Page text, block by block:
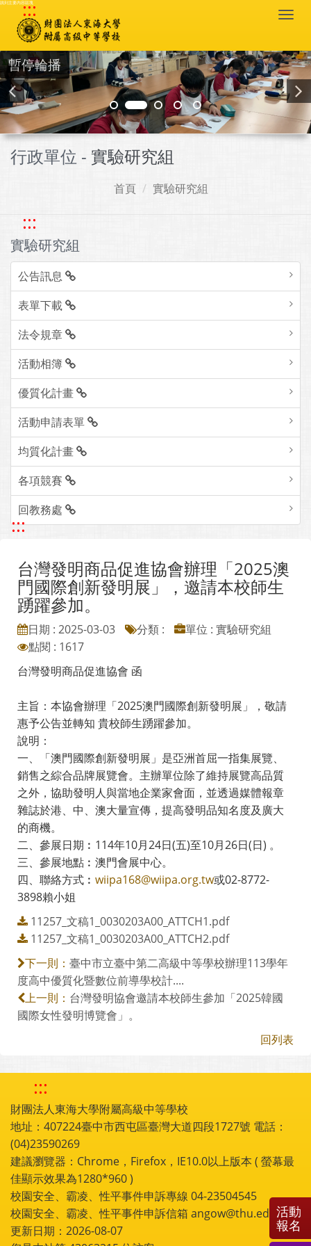
跳到主要內容區塊
:::
暫停輪播
行政單位 - 實驗研究組
首頁 實驗研究組
:::
實驗研究組
公告訊息
表單下載
法令規章
活動相簿
優質化計畫
活動申請表單
均質化計畫
各項競賽
回教務處
:::
台灣發明商品促進協會辦理「2025澳
門國際創新發明展」，邀請本校師生
踴躍參加。
日期 : 2025-03-03 分類 :
單位 : 實驗研究組
點閱 : 1617
台灣發明商品促進協會 函
主旨：本協會辦理「2025澳門國際創新發明展」，敬請
惠予公告並轉知 貴校師生踴躍參加。
說明：
一、「澳門國際創新發明展」是亞洲首屈一指集展覽、
銷售之綜合品牌展覽會。主辦單位除了維持展覽高品質
之外，協助發明人與當地企業家會面，並透過媒體報章
雜誌於港、中、澳大量宣傳，提高發明品知名度及廣大
的商機。
二、參展日期︰114年10月24日(五)至10月26日(日) 。
三、參展地點︰澳門會展中心。
四、聯絡方式︰ wiipa168@wiipa.org.tw或02-8772-
3898賴小姐
11257_文稿1_0030203A00_ATTCH1.pdf
11257_文稿1_0030203A00_ATTCH2.pdf
下一則： 臺中市立臺中第二高級中等學校辦理113學年
度高中優質化暨數位前導學校計....
上一則： 台灣發明協會邀請本校師生參加「2025韓國
國際女性發明博覽會」。
回列表
:::
財團法人東海大學附屬高級中等學校
地址：407224臺中市西屯區臺灣大道四段1727號 電話：
(04)23590269
建議瀏覽器：Chrome，Firefox，IE10.0以上版本 ( 螢幕最
佳顯示效果為1280*960 )
校園安全、霸凌、性平事件申訴專線 04-23504545
校園安全、霸凌、性平事件申訴信箱 angow@thu.edu.tw
更新日期：2026-08-07
活動
報名